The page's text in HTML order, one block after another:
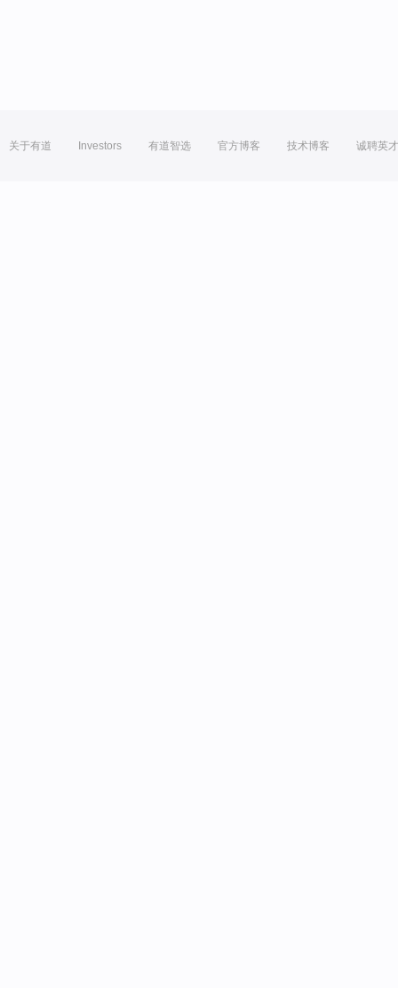
关于有道 Investors 有道智选 官方博客 技术博客 诚聘英才